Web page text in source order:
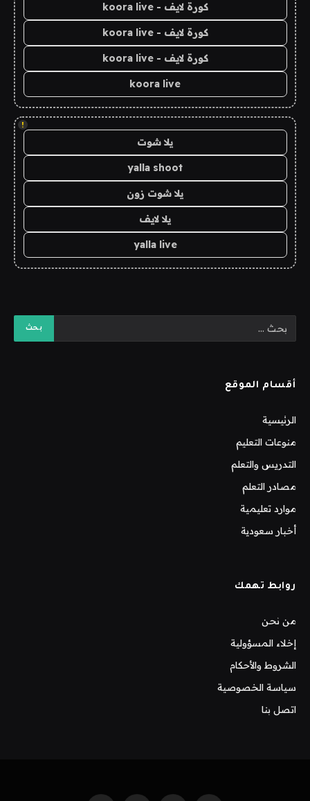
كورة لايف - koora live
كورة لايف - koora live
كورة لايف - koora live
koora live
!
يلا شوت
yalla shoot
يلا شوت زون
يلا لايف
yalla live
أقسام الموقع
الرئيسية
منوعات التعليم
التدريس والتعلم
مصادر التعلم
موارد تعليمية
أخبار سعودية
روابط تهمك
من نحن
إخلاء المسؤولية
الشروط والأحكام
سياسة الخصوصية
اتصل بنا